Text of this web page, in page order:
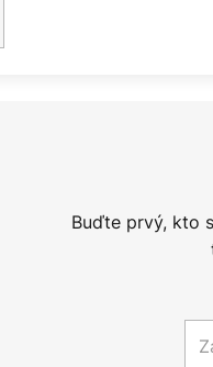
Buďte prvý, kto